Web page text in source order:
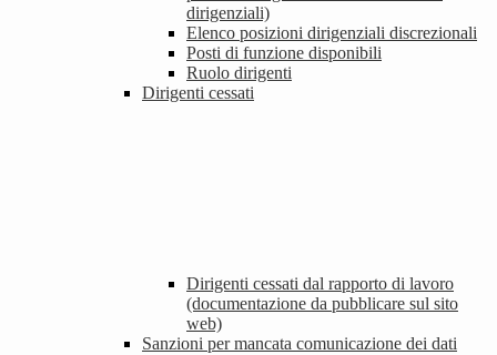
dirigenziali)
Elenco posizioni dirigenziali discrezionali
Posti di funzione disponibili
Ruolo dirigenti
Dirigenti cessati
Dirigenti cessati dal rapporto di lavoro
(documentazione da pubblicare sul sito
web)
Sanzioni per mancata comunicazione dei dati